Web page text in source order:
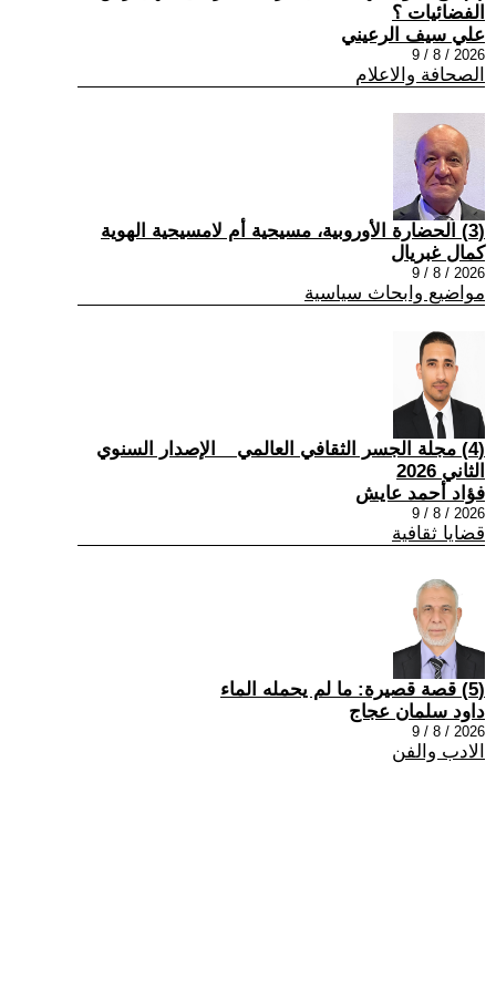
الفضائيات ؟
علي سيف الرعيني
2026 / 8 / 9
الصحافة والاعلام
(3) الحضارة الأوروبية، مسيحية أم لامسيحية الهوية
كمال غبريال
2026 / 8 / 9
مواضيع وابحاث سياسية
(4) مجلة الجسر الثقافي العالمي _ الإصدار السنوي
الثاني 2026
فؤاد أحمد عايش
2026 / 8 / 9
قضايا ثقافية
(5) قصة قصيرة: ما لم يحمله الماء
داود سلمان عجاج
2026 / 8 / 9
الادب والفن